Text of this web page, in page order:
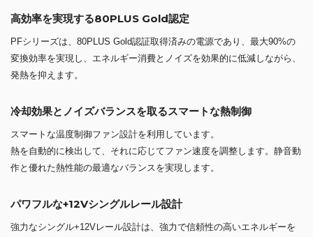
高効率を実現する80PLUS Gold認定
PFシリーズは、80PLUS Gold認証取得済みの電源であり、最大90%の
変換効率を実現し、エネルギー消費とノイズを効果的に低減しながら、
発熱を抑えます。
冷却効果とノイズバランスを取るスマートな熱制御
スマートな温度制御ファン設計を利用しています。
熱を自動的に検出して、それに応じてファン速度を調整します。静音動
作と優れた熱性能の最適なバランスを実現します。
パワフルな+12Vシングルレール設計
強力なシングル+12Vレール設計は、強力で信頼性の高いエネルギーを